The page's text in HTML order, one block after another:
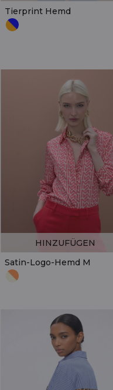
Tierprint Hemd
Satin-Logo-Hemd M
HINZUFÜGEN